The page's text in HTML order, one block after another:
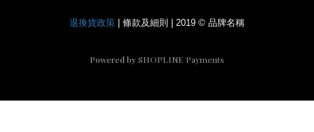
退換貨政策 | 條款及細則 | 2019 © 品牌名稱
Powered bySHOPLINE Payments